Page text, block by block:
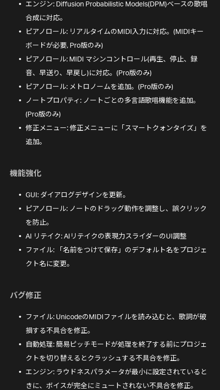
エンジン: Diffusion Probabilistic Models(DPM)ベースの歌唱
合成に対応。
ピアノロール: リアルタイムのMIDI入力に対応。(MIDIキー
ボードが必要, Pro版のみ)
ピアノロール: MIDI マシンコントロール(再生、停止、録
音、早送り、早戻し)に対応。(Pro版のみ)
ピアノロール: メトロノームを追加。(Pro版のみ)
ノートプロパティ: ノートごとの多言語歌唱機能を追加。
(Pro版のみ)
修正メニュー: 修正メニューに「スマートクォンタイズ」を
追加。
機能強化
GUI: ダイアログデザインを更新。
ピアノロール: ノートのドラッグ動作を調整し、誤クリック
を防止。
AI リテイク: AIリテイクの表現力スライダーのUI調整
ファイル: 「名前をつけて保存」のデフォルト名をプロジェ
クト名に変更。
バグ修正
ファイル: UnicodeのMIDIファイルを読み込むと、歌詞が破
損する不具合を修正。
自動処理: 簡易ピッチモードが処理を終了する前にプロジェ
クトを切り替えるとクラッシュする不具合を修正。
エンジン: ラウドネスパラメータが最小に設定されていると
きに、ボイスが完全にミュートされない不具合を修正。